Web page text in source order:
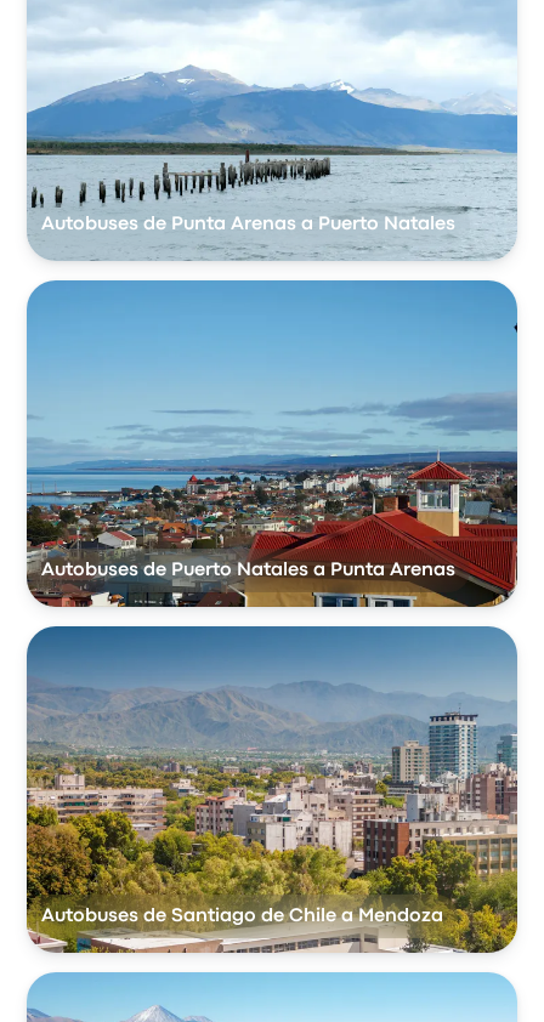
Autobuses de Punta Arenas a Puerto Natales
Autobuses de Puerto Natales a Punta Arenas
Autobuses de Santiago de Chile a Mendoza